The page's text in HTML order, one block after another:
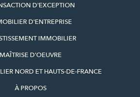
D'EXCEPTION
D'ENTREPRISE
IMMOBILIER
MAÎTRISE D'OEUVRE
NORD ET HAUTS-DE-FRANCE
À PROPOS